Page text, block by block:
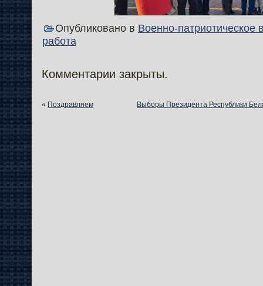
Опубликовано в Военно-патриотическое
работа
Комментарии закрыты.
« Поздравляем Выборы Президента Республики